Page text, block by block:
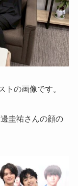
トの画像です。
圭祐さんの顔の